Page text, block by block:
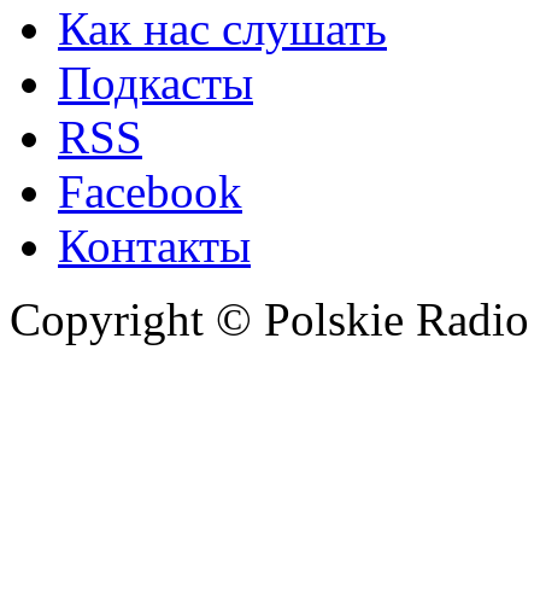
Как нас слушать
Подкасты
RSS
Facebook
Контакты
Copyright © Polskie